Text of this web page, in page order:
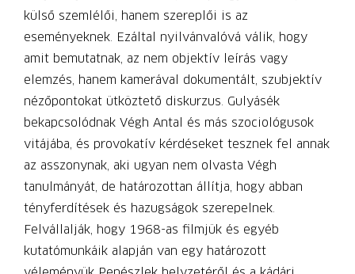
külső szemlélői, hanem szereplői is az
eseményeknek. Ezáltal nyilvánvalóvá válik, hogy
amit bemutatnak, az nem objektív leírás vagy
elemzés, hanem kamerával dokumentált, szubjektív
nézőpontokat ütköztető diskurzus. Gulyásék
bekapcsolódnak Végh Antal és más szociológusok
vitájába, és provokatív kérdéseket tesznek fel annak
az asszonynak, aki ugyan nem olvasta Végh
tanulmányát, de határozottan állítja, hogy abban
tényferdítések és hazugságok szerepelnek.
Felvállalják, hogy 1968-as filmjük és egyéb
kutatómunkáik alapján van egy határozott